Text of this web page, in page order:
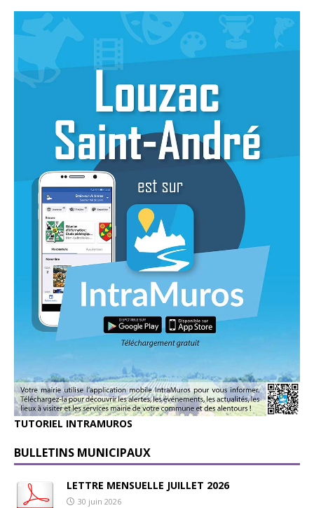
TUTORIEL INTRAMUROS
BULLETINS MUNICIPAUX
LETTRE MENSUELLE JUILLET 2026
30 juin 2026